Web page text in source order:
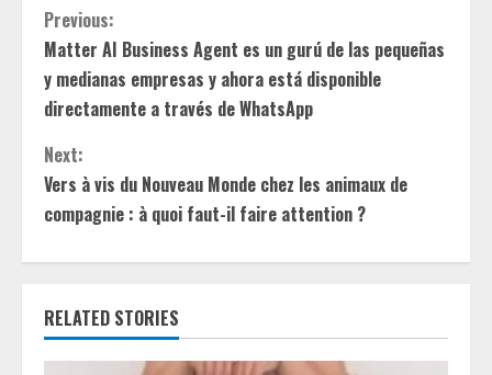
C
o
n
t
i
n
u
e
Previous:
Matter AI Business Agent es un gurú de las pequeñas
y medianas empresas y ahora está disponible
directamente a través de WhatsApp
Next:
Vers à vis du Nouveau Monde chez les animaux de
compagnie : à quoi faut-il faire attention ?
RELATED STORIES